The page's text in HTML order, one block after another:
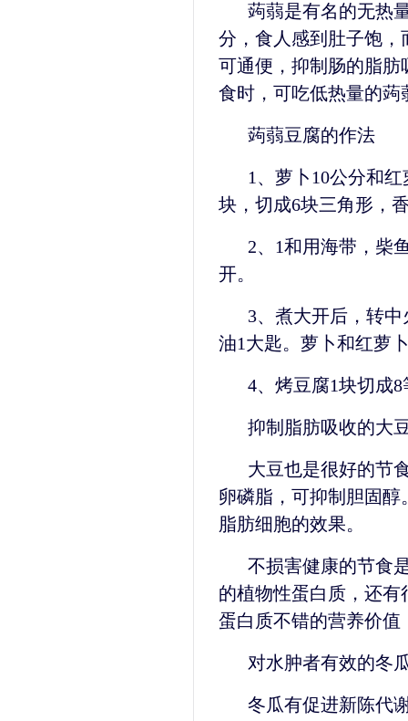
蒟蒻是有名的无热
分，食人感到肚子饱
可通便，抑制肠的脂
食时，可吃低热量的蒟
蒟蒻豆腐的作法
1、萝卜10公分和
块，切成6块三角形，
2、1和用海带，柴
开。
3、煮大开后，转
油1大匙。萝卜和红萝
4、烤豆腐1块切成
抑制脂肪吸收的大
大豆也是很好的节
卵磷脂，可抑制胆固
脂肪细胞的效果。
不损害健康的节食
的植物性蛋白质，还
蛋白质不错的营养价值
对水肿者有效的冬
冬瓜有促进新陈代